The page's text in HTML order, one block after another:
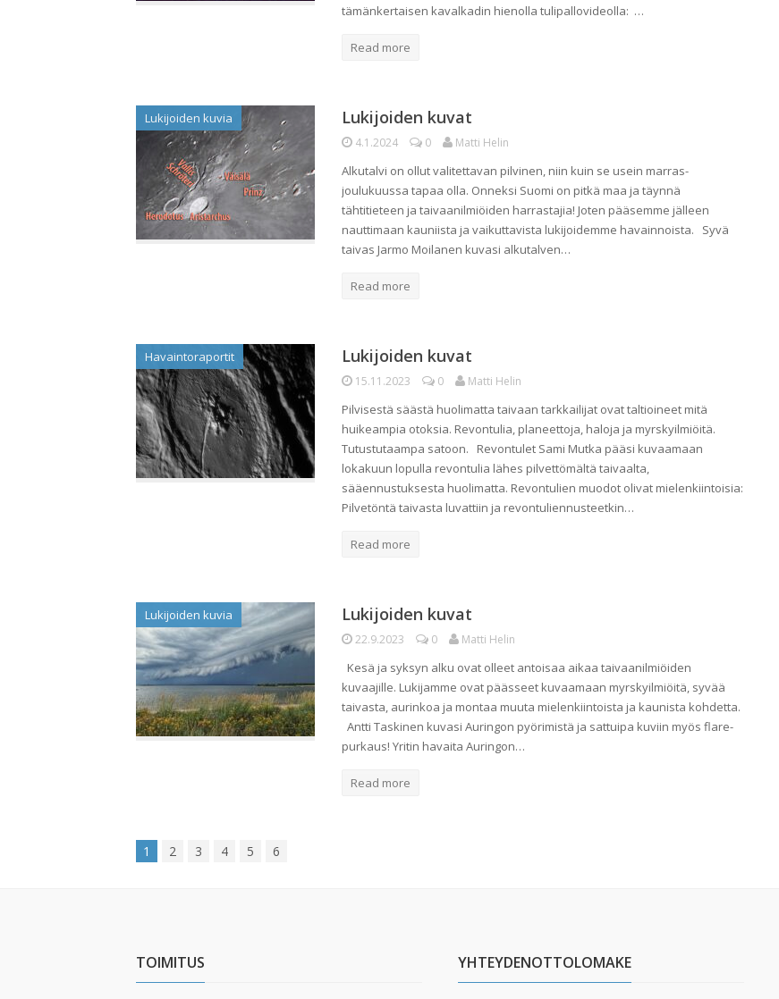
tämänkertaisen kavalkadin hienolla tulipallovideolla: …
Read more
Lukijoiden kuvia Lukijoiden kuvat
4.1.2024 0 Matti Helin
Alkutalvi on ollut valitettavan pilvinen, niin kuin se usein marras-
joulukuussa tapaa olla. Onneksi Suomi on pitkä maa ja täynnä
tähtitieteen ja taivaanilmiöiden harrastajia! Joten pääsemme jälleen
nauttimaan kauniista ja vaikuttavista lukijoidemme havainnoista. Syvä
taivas Jarmo Moilanen kuvasi alkutalven…
Read more
Havaintoraportit Lukijoiden kuvat
15.11.2023 0 Matti Helin
Pilvisestä säästä huolimatta taivaan tarkkailijat ovat taltioineet mitä
huikeampia otoksia. Revontulia, planeettoja, haloja ja myrskyilmiöitä.
Tutustutaampa satoon. Revontulet Sami Mutka pääsi kuvaamaan
lokakuun lopulla revontulia lähes pilvettömältä taivaalta,
sääennustuksesta huolimatta. Revontulien muodot olivat mielenkiintoisia:
Pilvetöntä taivasta luvattiin ja revontuliennusteetkin…
Read more
Lukijoiden kuvia Lukijoiden kuvat
22.9.2023 0 Matti Helin
Kesä ja syksyn alku ovat olleet antoisaa aikaa taivaanilmiöiden
kuvaajille. Lukijamme ovat päässeet kuvaamaan myrskyilmiöitä, syvää
taivasta, aurinkoa ja montaa muuta mielenkiintoista ja kaunista kohdetta.
Antti Taskinen kuvasi Auringon pyörimistä ja sattuipa kuviin myös flare-
purkaus! Yritin havaita Auringon…
Read more
1 2 3 4 5 6
TOIMITUS YHTEYDENOTTOLOMAKE